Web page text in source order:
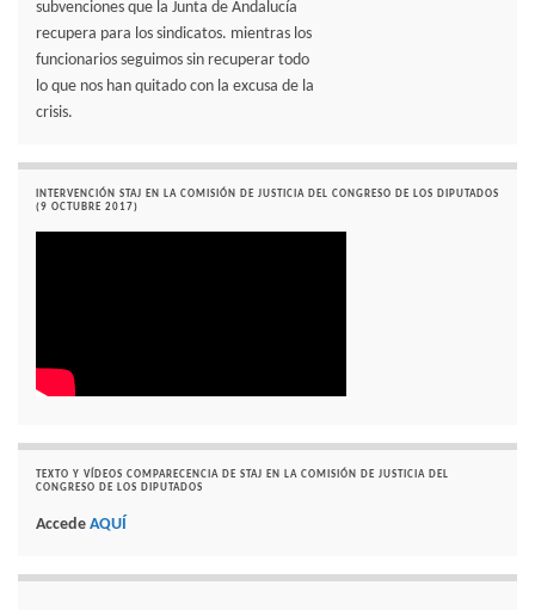
subvenciones que la Junta de Andalucía
recupera para los sindicatos. mientras los
funcionarios seguimos sin recuperar todo
lo que nos han quitado con la excusa de la
crisis.
INTERVENCIÓN STAJ EN LA COMISIÓN DE JUSTICIA DEL CONGRESO DE LOS DIPUTADOS
(9 OCTUBRE 2017)
TEXTO Y VÍDEOS COMPARECENCIA DE STAJ EN LA COMISIÓN DE JUSTICIA DEL
CONGRESO DE LOS DIPUTADOS
Accede AQUÍ